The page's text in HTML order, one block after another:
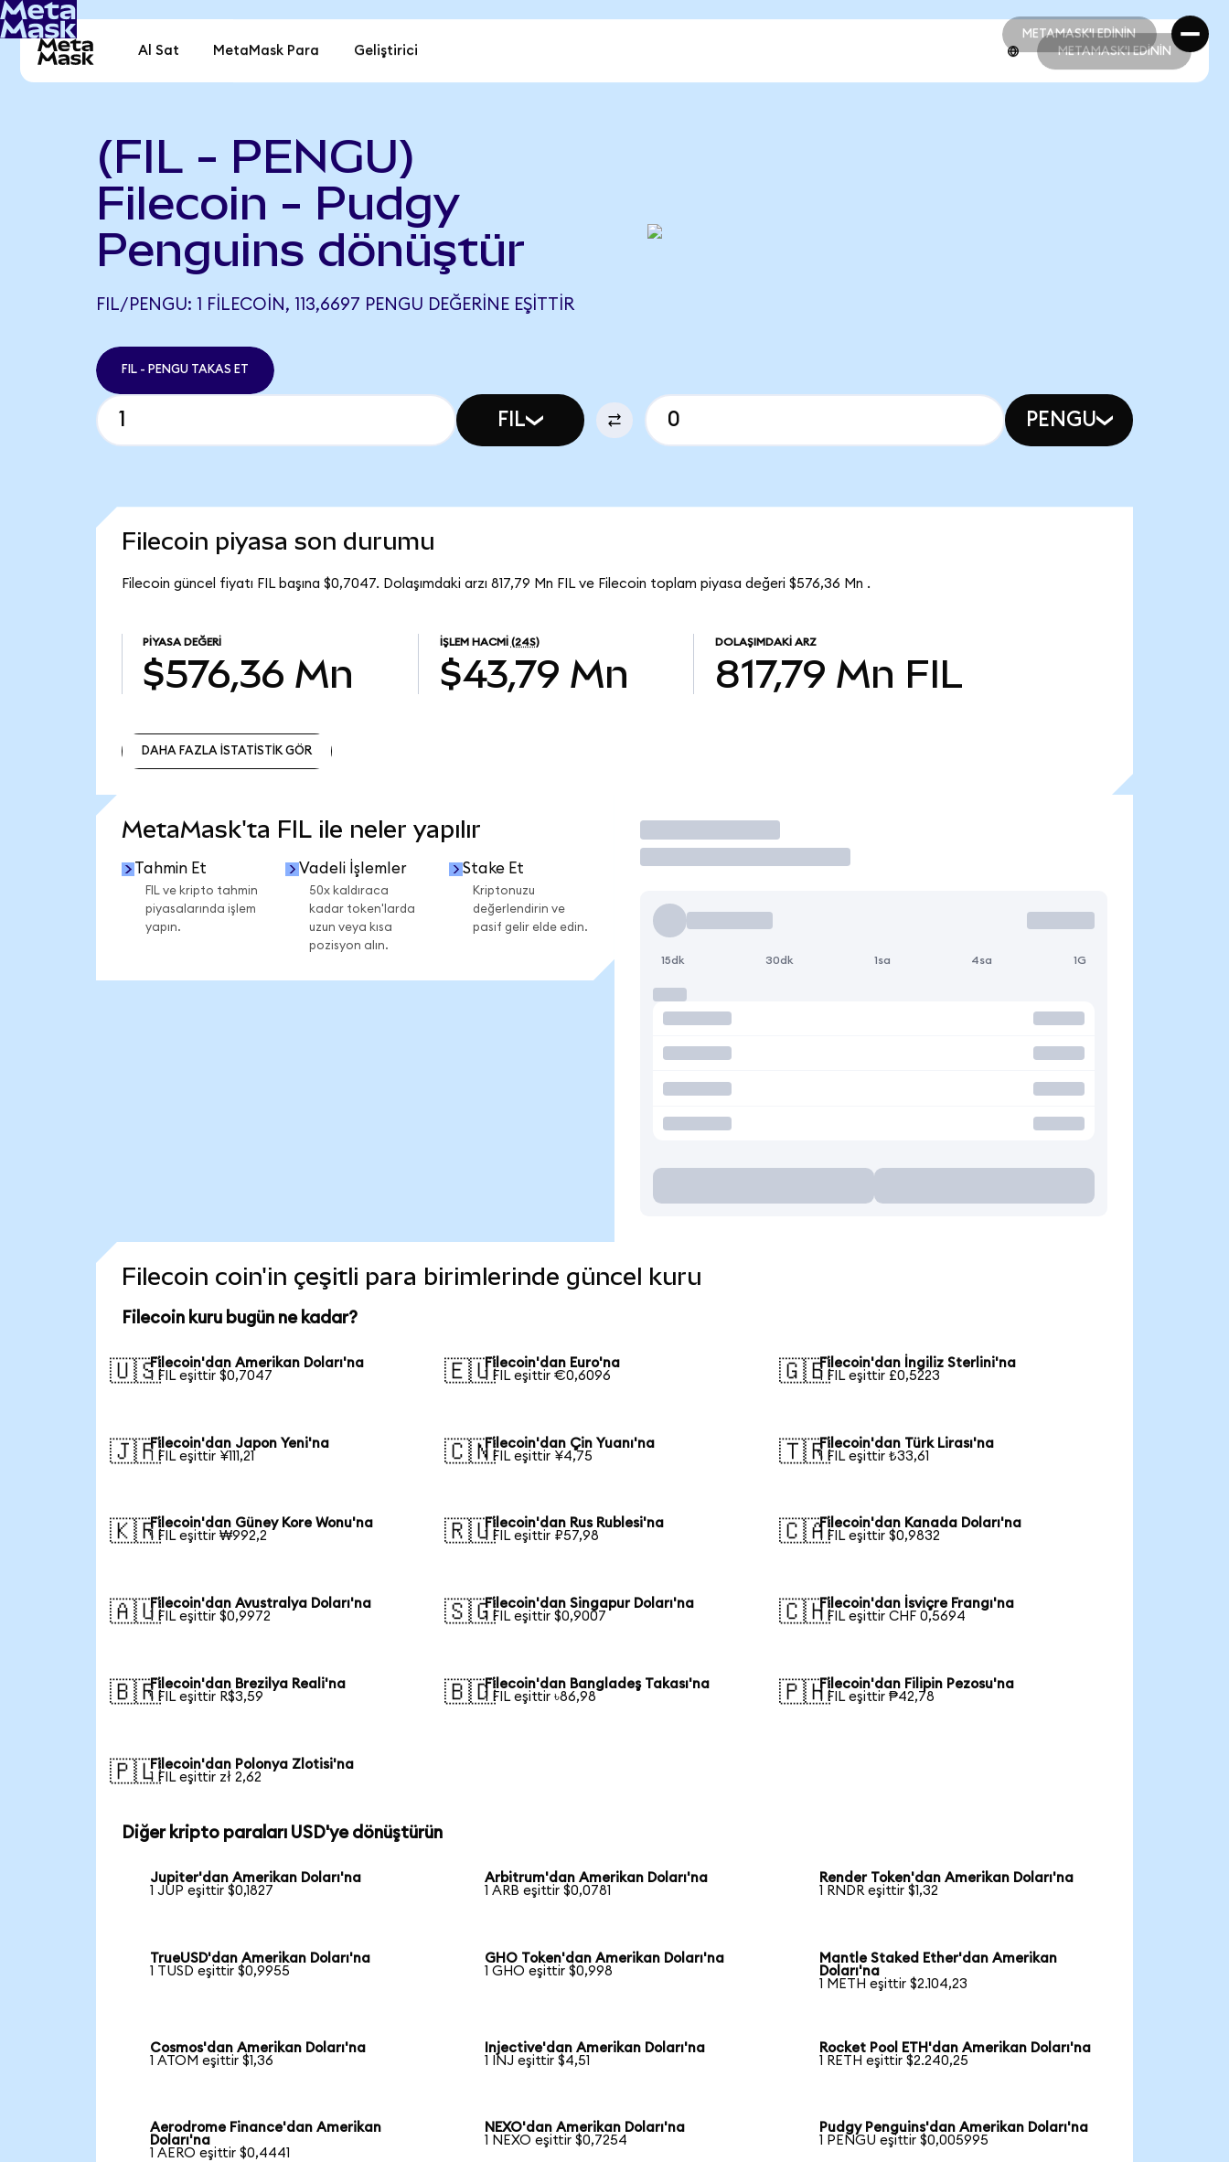
METAMASK'I EDİNİN
METAMASK'I EDİNİN
Al Sat MetaMask Para Geliştirici METAMASK'I EDİNİN
(FIL - PENGU)
Filecoin - Pudgy
Penguins dönüştür
FIL/PENGU: 1 FILECOIN, 113,6697 PENGU DEĞERINE EŞITTIR
FIL - PENGU TAKAS ET
FIL PENGU
Filecoin piyasa son durumu
Filecoin güncel fiyatı FIL başına $0,7047. Dolaşımdaki arzı 817,79 Mn FIL ve Filecoin toplam piyasa değeri $576,36 Mn .
PIYASA DEĞERI
$576,36 Mn
İŞLEM HACMI (24S)
$43,79 Mn
DOLAŞIMDAKI ARZ
817,79 Mn FIL
DAHA FAZLA İSTATİSTİK GÖR
MetaMask'ta FIL ile neler yapılır
Tahmin Et
FIL ve kripto tahmin
piyasalarında işlem
yapın.
Vadeli İşlemler
50x kaldıraca
kadar token'larda
uzun veya kısa
pozisyon alın.
Stake Et
Kriptonuzu
değerlendirin ve
pasif gelir elde edin.
İşlem Yap
15dk 30dk 1sa 4sa 1G
Filecoin coin'in çeşitli para birimlerinde güncel kuru
Filecoin kuru bugün ne kadar?
🇺🇸Filecoin'dan Amerikan Doları'na
1 FIL eşittir $0,7047
🇪🇺Filecoin'dan Euro'na
1 FIL eşittir €0,6096
🇬🇧Filecoin'dan İngiliz Sterlini'na
1 FIL eşittir £0,5223
🇯🇵Filecoin'dan Japon Yeni'na
1 FIL eşittir ¥111,21
🇨🇳Filecoin'dan Çin Yuanı'na
1 FIL eşittir ¥4,75
🇹🇷Filecoin'dan Türk Lirası'na
1 FIL eşittir ₺33,61
🇰🇷Filecoin'dan Güney Kore Wonu'na
1 FIL eşittir ₩992,2
🇷🇺Filecoin'dan Rus Rublesi'na
1 FIL eşittir ₽57,98
🇨🇦Filecoin'dan Kanada Doları'na
1 FIL eşittir $0,9832
🇦🇺Filecoin'dan Avustralya Doları'na
1 FIL eşittir $0,9972
🇸🇬Filecoin'dan Singapur Doları'na
1 FIL eşittir $0,9007
🇨🇭Filecoin'dan İsviçre Frangı'na
1 FIL eşittir CHF 0,5694
🇧🇷Filecoin'dan Brezilya Reali'na
1 FIL eşittir R$3,59
🇧🇩Filecoin'dan Bangladeş Takası'na
1 FIL eşittir ৳86,98
🇵🇭Filecoin'dan Filipin Pezosu'na
1 FIL eşittir ₱42,78
🇵🇱Filecoin'dan Polonya Zlotisi'na
1 FIL eşittir zł 2,62
Diğer kripto paraları USD'ye dönüştürün
Jupiter'dan Amerikan Doları'na
1 JUP eşittir $0,1827
Arbitrum'dan Amerikan Doları'na
1 ARB eşittir $0,0781
Render Token'dan Amerikan Doları'na
1 RNDR eşittir $1,32
TrueUSD'dan Amerikan Doları'na
1 TUSD eşittir $0,9955
GHO Token'dan Amerikan Doları'na
1 GHO eşittir $0,998
Mantle Staked Ether'dan Amerikan
Doları'na
1 METH eşittir $2.104,23
Cosmos'dan Amerikan Doları'na
1 ATOM eşittir $1,36
Injective'dan Amerikan Doları'na
1 INJ eşittir $4,51
Rocket Pool ETH'dan Amerikan Doları'na
1 RETH eşittir $2.240,25
Aerodrome Finance'dan Amerikan
Doları'na
1 AERO eşittir $0,4441
NEXO'dan Amerikan Doları'na
1 NEXO eşittir $0,7254
Pudgy Penguins'dan Amerikan Doları'na
1 PENGU eşittir $0,005995